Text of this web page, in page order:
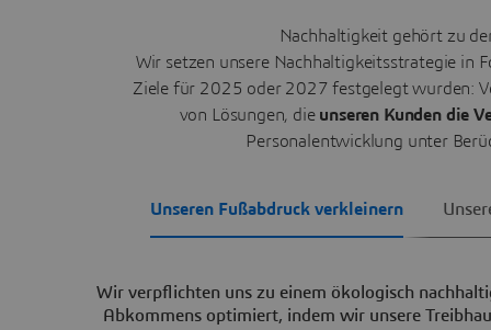
Nachhaltigkeit gehört zu
Wir setzen unsere Nachhaltigkeitsstrategie in
Ziele für 2025 oder 2027 festgelegt wurden:
von Lösungen, die unseren Kunden die
Personalentwicklung unter
Unseren Fußabdruck verkleinern
Wir verpflichten uns zu einem ökologisch
Abkommens optimiert, indem wir unsere